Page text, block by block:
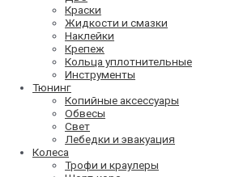
Краски
Жидкости и смазки
Наклейки
Крепеж
Кольца уплотнительные
Инструменты
Тюнинг
Копийные аксессуары
Обвесы
Свет
Лебедки и эвакуация
Колеса
Трофи и краулеры